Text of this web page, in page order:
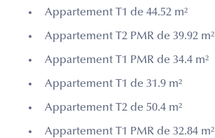
Appartement T1 de 44.52 m²
Appartement T2 PMR de 39.92 m²
Appartement T1 PMR de 34.4 m²
Appartement T1 de 31.9 m²
Appartement T2 de 50.4 m²
Appartement T1 PMR de 32.84 m²